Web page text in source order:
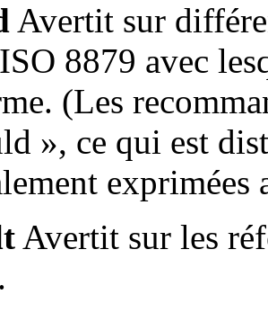
Avertit sur
8879 avec
(Les
», ce qui est
exprimées
Avertit sur les